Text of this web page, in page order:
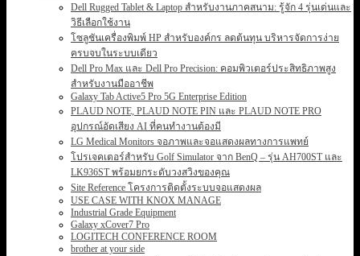
Dell Rugged Tablet & Laptop สำหรับงานภาคสนาม: รู้จัก 4 รุ่นเด่นและ
วิธีเลือกใช้งาน
โซลูชันเครื่องพิมพ์ HP สำหรับองค์กร ลดต้นทุน บริหารจัดการง่าย
ครบจบในระบบเดียว
Dell Pro Max และ Dell Pro Precision: คอมพิวเตอร์ประสิทธิภาพสูง
สำหรับงานมืออาชีพ
Galaxy Tab Active5 Pro 5G Enterprise Edition
PLAUD NOTE, PLAUD NOTE PIN และ PLAUD NOTE PRO
อุปกรณ์อัดเสียง AI ที่คนทำงานต้องมี
LG Medical Monitors จอภาพและจอแสดงผลทางการแพทย์
โปรเจคเตอร์สำหรับ Golf Simulator จาก BenQ – รุ่น AH700ST และ
LK936ST พร้อมยกระดับวงสวิงของคุณ
Site Reference โครงการติดตั้งระบบจอแสดงผล
USE CASE WITH KNOX MANAGE
Industrial Grade Equipment
Galaxy xCover7 Pro
LOGITECH CONFERENCE ROOM
brother at your side